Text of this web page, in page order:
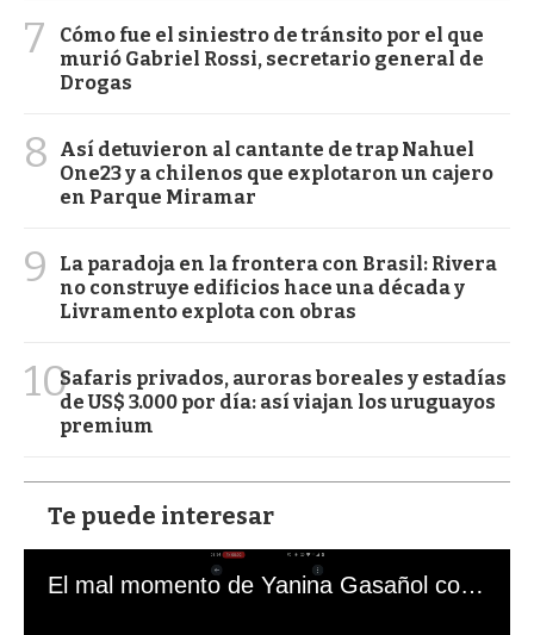
7
Cómo fue el siniestro de tránsito por el que
murió Gabriel Rossi, secretario general de
Drogas
8
Así detuvieron al cantante de trap Nahuel
One23 y a chilenos que explotaron un cajero
en Parque Miramar
9
La paradoja en la frontera con Brasil: Rivera
no construye edificios hace una década y
Livramento explota con obras
10Safaris privados, auroras boreales y estadías
de US$ 3.000 por día: así viajan los uruguayos
premium
Te puede interesar
El mal momento de Yanina Gasañol con un hincha argentino en "Subrayado"